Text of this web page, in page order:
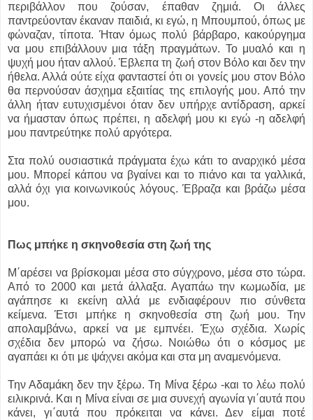
περιβάλλον που ζούσαν, έπαθαν ζημιά. Οι άλλες
παντρεύονταν έκαναν παιδιά, κι εγώ, η Μπουμπού, όπως με
φώναζαν, τίποτα. Ήταν όμως πολύ βάρβαρο, κακούργημα
να μου επιβάλλουν μια τάξη πραγμάτων. Το μυαλό και η
ψυχή μου ήταν αλλού. Έβλεπα τη ζωή στον Βόλο και δεν την
ήθελα. Αλλά ούτε είχα φανταστεί ότι οι γονείς μου στον Βόλο
θα περνούσαν άσχημα εξαιτίας της επιλογής μου. Από την
άλλη ήταν ευτυχισμένοι όταν δεν υπήρχε αντίδραση, αρκεί
να ήμασταν όπως πρέπει, η αδελφή μου κι εγώ -η αδελφή
μου παντρεύτηκε πολύ αργότερα.
Στα πολύ ουσιαστικά πράγματα έχω κάτι το αναρχικό μέσα
μου. Μπορεί κάπου να βγαίνει και το πιάνο και τα γαλλικά,
αλλά όχι για κοινωνικούς λόγους. Έβραζα και βράζω μέσα
μου.
Πως μπήκε η σκηνοθεσία στη ζωή της
Μ΄αρέσει να βρίσκομαι μέσα στο σύγχρονο, μέσα στο τώρα.
Από το 2000 και μετά άλλαξα. Αγαπάω την κωμωδία, με
αγάπησε κι εκείνη αλλά με ενδιαφέρουν πιο σύνθετα
κείμενα. Έτσι μπήκε η σκηνοθεσία στη ζωή μου. Την
απολαμβάνω, αρκεί να με εμπνέει. Έχω σχέδια. Χωρίς
σχέδια δεν μπορώ να ζήσω. Νοιώθω ότι ο κόσμος με
αγαπάει κι ότι με ψάχνει ακόμα και στα μη αναμενόμενα.
Την Αδαμάκη δεν την ξέρω. Τη Μίνα ξέρω -και το λέω πολύ
ειλικρινά. Και η Μίνα είναι σε μια συνεχή αγωνία γι΄αυτά που
κάνει, γι΄αυτά που πρόκειται να κάνει. Δεν είμαι ποτέ